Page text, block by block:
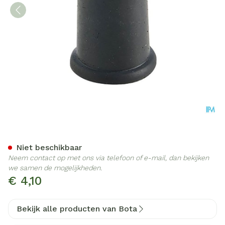
€ 4,10
Niet beschikbaar
Neem contact op met ons via telefoon of e-mail, dan bekijken
we samen de mogelijkheden.
Bekijk alle producten van Bota